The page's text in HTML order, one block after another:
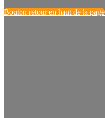
Bouton retour en haut de la page